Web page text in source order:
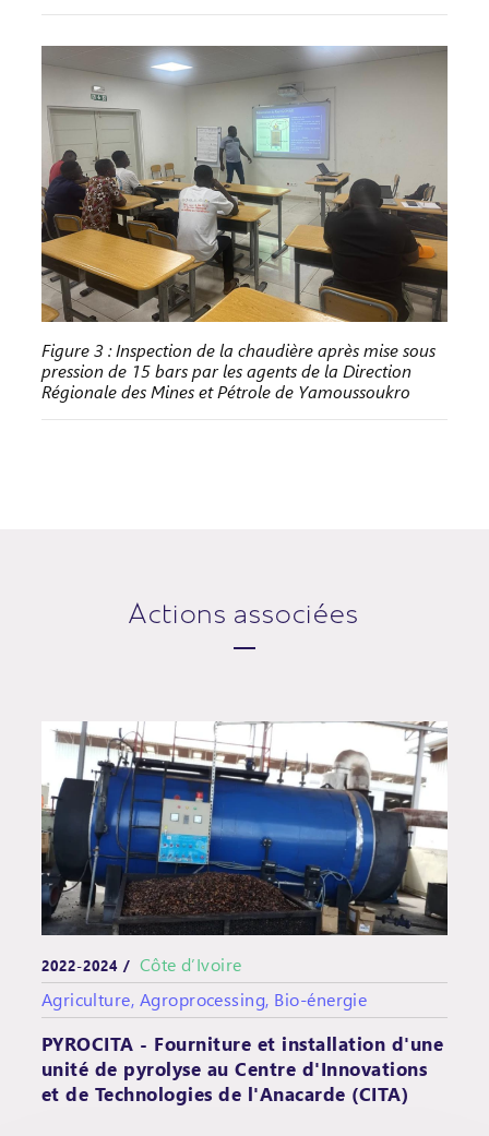
Figure 3 : Inspection de la chaudière après mise sous
pression de 15 bars par les agents de la Direction
Régionale des Mines et Pétrole de Yamoussoukro
Actions associées
2022-2024 / Côte d’Ivoire
Agriculture, Agroprocessing, Bio-énergie
PYROCITA - Fourniture et installation d'une
unité de pyrolyse au Centre d'Innovations
et de Technologies de l'Anacarde (CITA)